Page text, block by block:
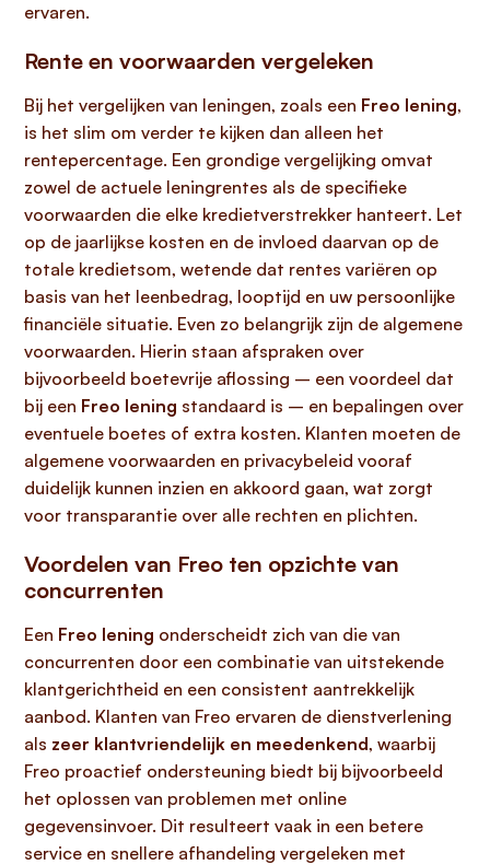
ervaren.
Rente en voorwaarden vergeleken
Bij het vergelijken van leningen, zoals een Freo lening,
is het slim om verder te kijken dan alleen het
rentepercentage. Een grondige vergelijking omvat
zowel de actuele leningrentes als de specifieke
voorwaarden die elke kredietverstrekker hanteert. Let
op de jaarlijkse kosten en de invloed daarvan op de
totale kredietsom, wetende dat rentes variëren op
basis van het leenbedrag, looptijd en uw persoonlijke
financiële situatie. Even zo belangrijk zijn de algemene
voorwaarden. Hierin staan afspraken over
bijvoorbeeld boetevrije aflossing – een voordeel dat
bij een Freo lening standaard is – en bepalingen over
eventuele boetes of extra kosten. Klanten moeten de
algemene voorwaarden en privacybeleid vooraf
duidelijk kunnen inzien en akkoord gaan, wat zorgt
voor transparantie over alle rechten en plichten.
Voordelen van Freo ten opzichte van
concurrenten
Een Freo lening onderscheidt zich van die van
concurrenten door een combinatie van uitstekende
klantgerichtheid en een consistent aantrekkelijk
aanbod. Klanten van Freo ervaren de dienstverlening
als zeer klantvriendelijk en meedenkend, waarbij
Freo proactief ondersteuning biedt bij bijvoorbeeld
het oplossen van problemen met online
gegevensinvoer. Dit resulteert vaak in een betere
service en snellere afhandeling vergeleken met